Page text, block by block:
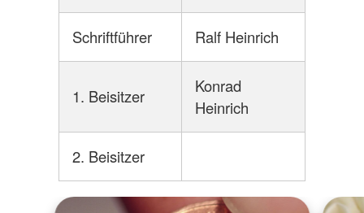
Schriftführer Ralf Heinrich
1. Beisitzer
Konrad
Heinrich
2. Beisitzer